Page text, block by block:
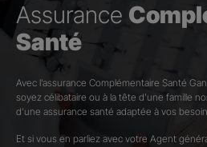
Assurance
Santé
Avec l’assurance Complémentaire Santé
soyez célibataire ou à la tête d’une famille
d’une assurance santé adaptée à vos
Et si vous en parliez avec votre Agent